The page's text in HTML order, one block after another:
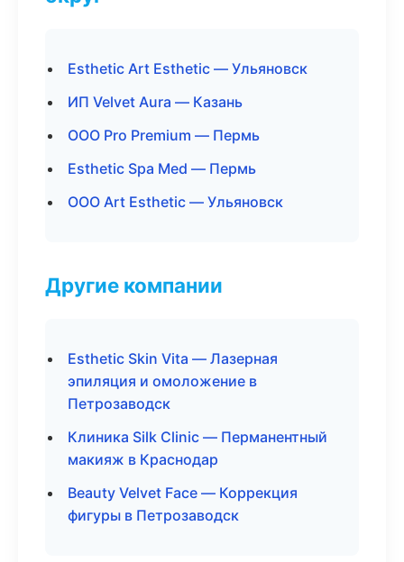
Esthetic Art Esthetic — Ульяновск
ИП Velvet Aura — Казань
ООО Pro Premium — Пермь
Esthetic Spa Med — Пермь
ООО Art Esthetic — Ульяновск
Другие компании
Esthetic Skin Vita — Лазерная
эпиляция и омоложение в
Петрозаводск
Клиника Silk Clinic — Перманентный
макияж в Краснодар
Beauty Velvet Face — Коррекция
фигуры в Петрозаводск